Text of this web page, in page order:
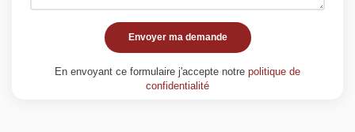
Envoyer ma demande
En envoyant ce formulaire j'accepte notre politique de
confidentialité